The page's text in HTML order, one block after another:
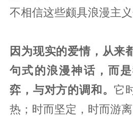
不相信这些颇具浪漫主义
因为现实的爱情，从来
句式的浪漫神话，而
弈，与对方的调和。 它
热；时而坚定，时而游离